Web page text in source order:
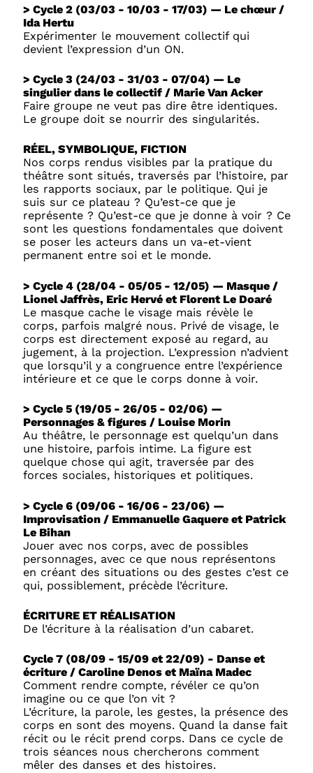
> Cycle 2 (03/03 - 10/03 - 17/03) — Le chœur /
Ida Hertu
Expérimenter le mouvement collectif qui
devient l’expression d’un ON.
> Cycle 3 (24/03 - 31/03 - 07/04) — Le
singulier dans le collectif / Marie Van Acker
Faire groupe ne veut pas dire être identiques.
Le groupe doit se nourrir des singularités.
RÉEL, SYMBOLIQUE, FICTION
Nos corps rendus visibles par la pratique du
théâtre sont situés, traversés par l’histoire, par
les rapports sociaux, par le politique. Qui je
suis sur ce plateau ? Qu’est-ce que je
représente ? Qu’est-ce que je donne à voir ? Ce
sont les questions fondamentales que doivent
se poser les acteurs dans un va-et-vient
permanent entre soi et le monde.
> Cycle 4 (28/04 - 05/05 - 12/05) — Masque /
Lionel Jaffrès, Eric Hervé et Florent Le Doaré
Le masque cache le visage mais révèle le
corps, parfois malgré nous. Privé de visage, le
corps est directement exposé au regard, au
jugement, à la projection. L’expression n’advient
que lorsqu’il y a congruence entre l’expérience
intérieure et ce que le corps donne à voir.
> Cycle 5 (19/05 - 26/05 - 02/06) —
Personnages & figures / Louise Morin
Au théâtre, le personnage est quelqu’un dans
une histoire, parfois intime. La figure est
quelque chose qui agit, traversée par des
forces sociales, historiques et politiques.
> Cycle 6 (09/06 - 16/06 - 23/06) —
Improvisation / Emmanuelle Gaquere et Patrick
Le Bihan
Jouer avec nos corps, avec de possibles
personnages, avec ce que nous représentons
en créant des situations ou des gestes c’est ce
qui, possiblement, précède l’écriture.
ÉCRITURE ET RÉALISATION
De l’écriture à la réalisation d’un cabaret.
Cycle 7 (08/09 - 15/09 et 22/09) - Danse et
écriture / Caroline Denos et Maïna Madec
Comment rendre compte, révéler ce qu’on
imagine ou ce que l’on vit ?
L’écriture, la parole, les gestes, la présence des
corps en sont des moyens. Quand la danse fait
récit ou le récit prend corps. Dans ce cycle de
trois séances nous chercherons comment
mêler des danses et des histoires.